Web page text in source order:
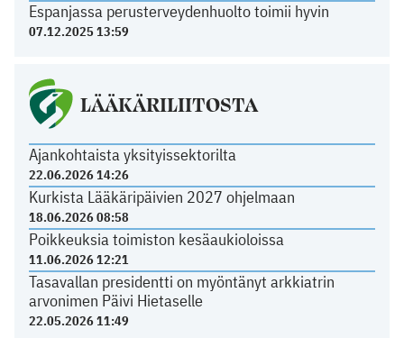
Espanjassa perusterveydenhuolto toimii hyvin
07.12.2025 13:59
LÄÄKÄRILIITOSTA
Ajankohtaista yksityissektorilta
22.06.2026 14:26
Kurkista Lääkäripäivien 2027 ohjelmaan
18.06.2026 08:58
Poikkeuksia toimiston kesäaukioloissa
11.06.2026 12:21
Tasavallan presidentti on myöntänyt arkkiatrin
arvonimen Päivi Hietaselle
22.05.2026 11:49